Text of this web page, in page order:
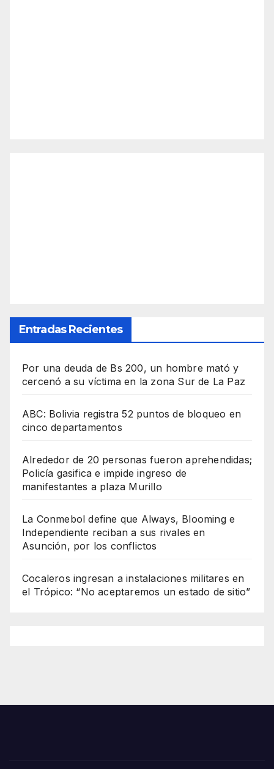
Entradas Recientes
Por una deuda de Bs 200, un hombre mató y
cercenó a su víctima en la zona Sur de La Paz
ABC: Bolivia registra 52 puntos de bloqueo en
cinco departamentos
Alrededor de 20 personas fueron aprehendidas;
Policía gasifica e impide ingreso de
manifestantes a plaza Murillo
La Conmebol define que Always, Blooming e
Independiente reciban a sus rivales en
Asunción, por los conflictos
Cocaleros ingresan a instalaciones militares en
el Trópico: “No aceptaremos un estado de sitio”